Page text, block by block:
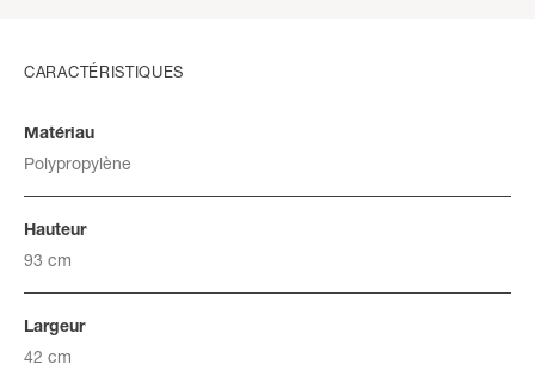
CARACTÉRISTIQUES
Matériau
Polypropylène
Hauteur
93 cm
Largeur
42 cm